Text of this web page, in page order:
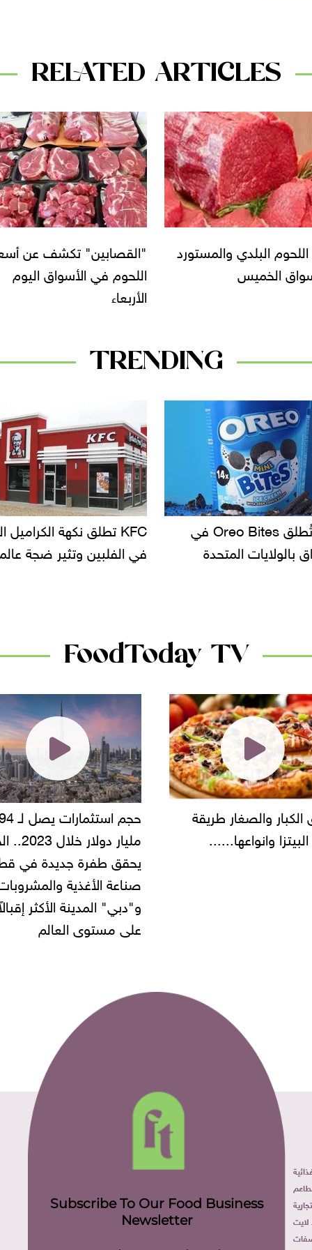
RELATED ARTICLES
تكشف عن أسعار
في الأسواق اليوم
تبدأ بـ 100 جنيه.. أسعار
«اللحوم» في الأسواق
TRENDING
KFC تطلق نكهة الكراميل المملح
الفلبين وتثير ضجة عالمية
دعوات للتحقيق في
سحب بعض ألبان
FoodToday TV
مليار دولار خلال 2023.. الخليج
"أمن القاهرة"
شركة مطاعم
أموال المواطنين
Subscribe To Our Food Business
Newsletter